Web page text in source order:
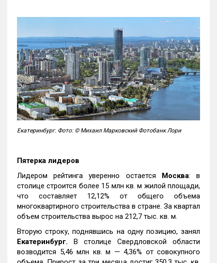
Екатеринбург. Фото: © Михаил Марковский Фотобанк Лори
Пятерка лидеров
Лидером рейтинга уверенно остается Москва: в
столице строится более 15 млн кв. м жилой площади,
что составляет 12,12% от общего объема
многоквартирного строительства в стране. За квартал
объем строительства вырос на 212,7 тыс. кв. м.
Вторую строку, поднявшись на одну позицию, занял
Екатеринбург. В столице Свердловской области
возводится 5,46 млн кв. м — 4,36% от совокупного